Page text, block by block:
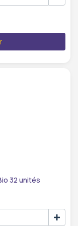
32 unités